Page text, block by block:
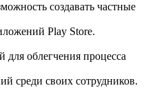
создавать частные
Play Store.
для облегчения процесса
среди своих сотрудников.